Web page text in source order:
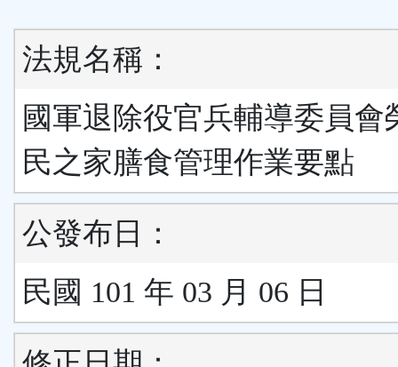
法規名稱：
國軍退除役官兵輔導委員會
民之家膳食管理作業要點
公發布日：
民國 101 年 03 月 06 日